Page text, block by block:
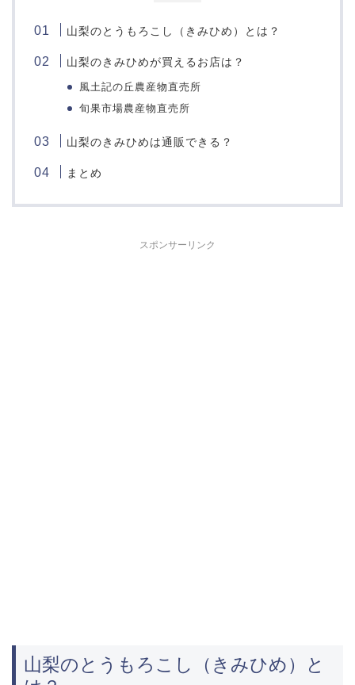
山梨のとうもろこし（きみひめ）とは？
山梨のきみひめが買えるお店は？
風土記の丘農産物直売所
旬果市場農産物直売所
山梨のきみひめは通販できる？
まとめ
スポンサーリンク
山梨のとうもろこし（きみひめ）と